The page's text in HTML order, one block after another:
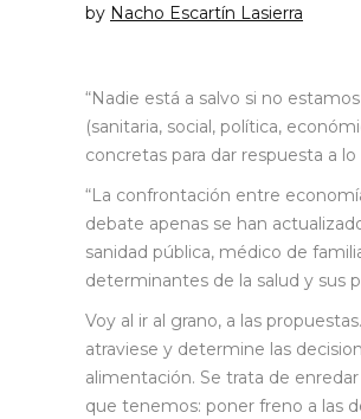
by Nacho Escartín Lasierra
“Nadie está a salvo si no
(sanitaria, social, política,
concretas para dar respuesta a
“La confrontación entre
debate apenas se han
sanidad pública, médico de
determinantes de la salud y sus
Voy al ir al grano, a las
atraviese y determine las
alimentación. Se trata de
que tenemos: poner freno a las